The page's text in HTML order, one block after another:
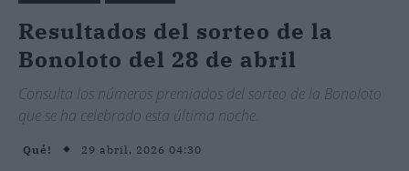
Resultados del sorteo de la
Bonoloto del 28 de abril
Consulta los números premiados del sorteo de la Bonoloto
que se ha celebrado esta última noche.
Qué! 29 abril, 2026 04:30